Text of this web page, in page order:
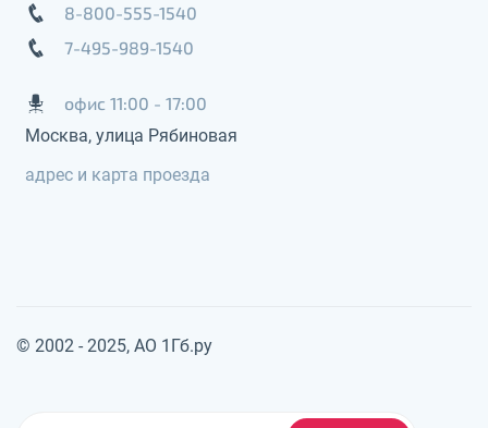
8-800-555-1540
7-495-989-1540
офис 11:00 - 17:00
Москва, улица Рябиновая
адрес и карта проезда
© 2002 - 2025, АО 1Гб.ру